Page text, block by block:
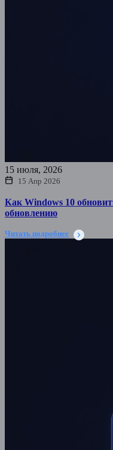
15 июля, 2026
15 Апр 2026
Как Windows 10
обновлению
Читать подробнее